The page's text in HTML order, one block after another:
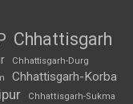
Chhattisgarh
Chhattisgarh-Durg
Chhattisgarh-Korba
Chhattisgarh-Sukma